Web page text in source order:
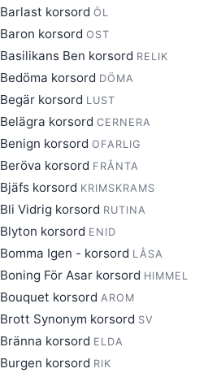
Barlast korsord ÖL
Baron korsord OST
Basilikans Ben korsord RELIK
Bedöma korsord DÖMA
Begär korsord LUST
Belägra korsord CERNERA
Benign korsord OFARLIG
Beröva korsord FRÅNTA
Bjäfs korsord KRIMSKRAMS
Bli Vidrig korsord RUTINA
Blyton korsord ENID
Bomma Igen - korsord LÅSA
Boning För Asar korsord HIMMEL
Bouquet korsord AROM
Brott Synonym korsord SV
Bränna korsord ELDA
Burgen korsord RIK